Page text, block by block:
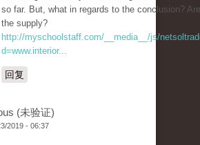
so far. But, what in regards to the conclusion?
the supply?
http://myschoolstaff.com/__media__/js/
d=www.interior...
回复
(未验证)
2019 - 06:37